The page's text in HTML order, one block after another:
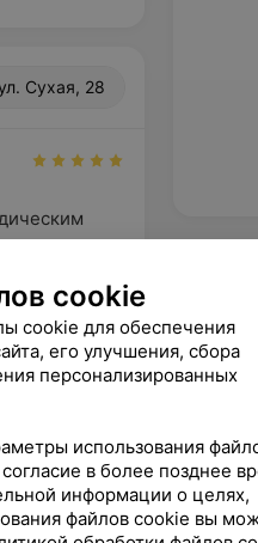
Сухая, 28
за
cookie
cookie для обеспечения
его улучшения, сбора
персонализированных
использования
в более позднее
информации о целях,
файлов cookie вы